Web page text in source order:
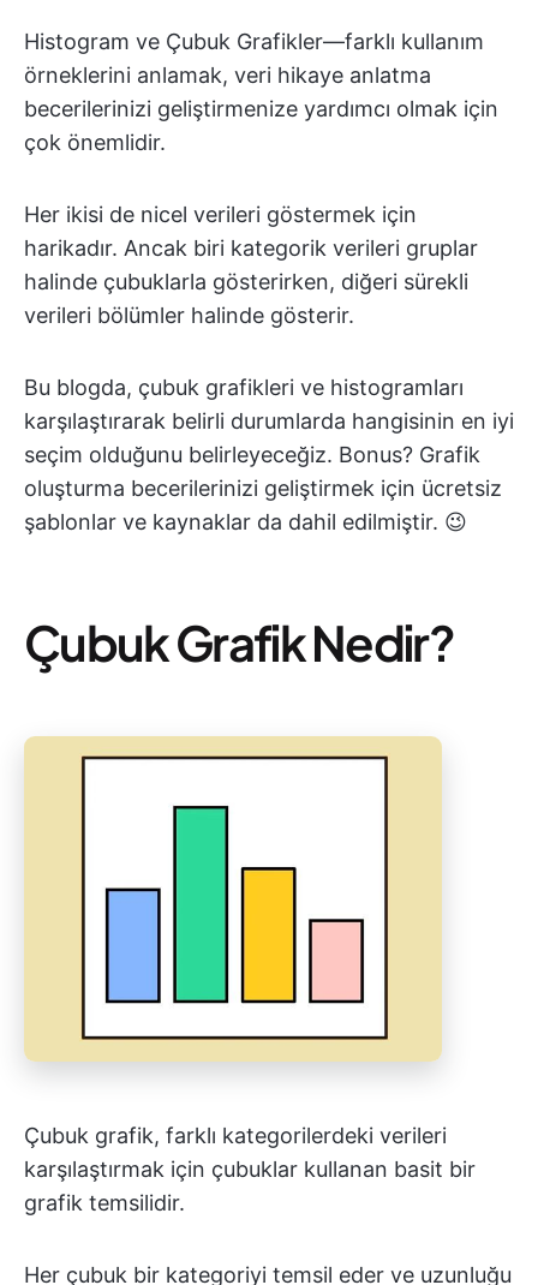
Histogram ve Çubuk Grafikler—farklı kullanım
örneklerini anlamak, veri hikaye anlatma
becerilerinizi geliştirmenize yardımcı olmak için
çok önemlidir.
Her ikisi de nicel verileri göstermek için
harikadır. Ancak biri kategorik verileri gruplar
halinde çubuklarla gösterirken, diğeri sürekli
verileri bölümler halinde gösterir.
Bu blogda, çubuk grafikleri ve histogramları
karşılaştırarak belirli durumlarda hangisinin en iyi
seçim olduğunu belirleyeceğiz. Bonus? Grafik
oluşturma becerilerinizi geliştirmek için ücretsiz
şablonlar ve kaynaklar da dahil edilmiştir. 😉
Çubuk Grafik Nedir?
Çubuk grafik, farklı kategorilerdeki verileri
karşılaştırmak için çubuklar kullanan basit bir
grafik temsilidir.
Her çubuk bir kategoriyi temsil eder ve uzunluğu